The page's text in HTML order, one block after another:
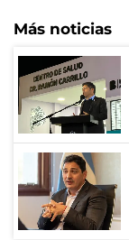
Más noticias